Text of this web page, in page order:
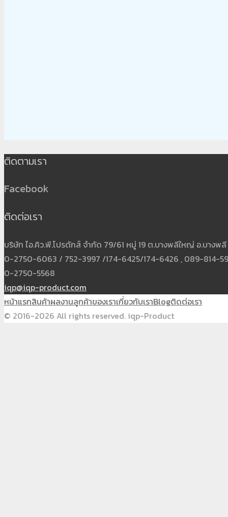
ติดตามเรา
Facebook
ติดต่อเรา
บริษัท ไอ.คิว.พี.โปรดักส์ จำกัด 79/61 หมู่ 19 ต.บางพลีใหญ่ อ.บางพ
0-2750-6063 / 752-3997 /174-6425/174-6426 , 089-814-
0-2750-5568
iqp@iqp-product.com
หน้าแรกสินค้าผลงานลูกค้าของเราเกี่ยวกับเราBlogติดต่อเรา
© 2016-2026 All rights reserved. iqp-Product